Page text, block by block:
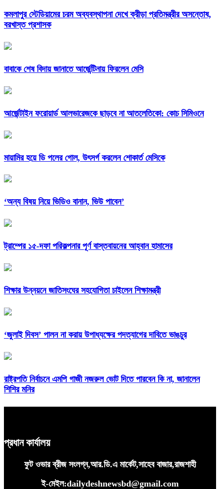
কমলাপুর স্টেডিয়ামের চরম অব্যবস্থাপনা দেখে ক্রীড়া প্রতিমন্ত্রীর অসন্তোষ,
বরখাস্ত প্রশাসক
বাবাকে শেষ বিদায় জানাতে আর্জেন্টিনায় ফিরলেন মেসি
আর্জেন্টাইন ফরোয়ার্ড আলভারেজকে ছাড়বে না আতলেতিকো: কোচ সিমিওনে
মায়ামির হয়ে ডি পলের গোল, উৎসর্গ করলেন শোকার্ত মেসিকে
‘অন্য বিষয় নিয়ে ভিডিও বানান, ভিউ পাবেন’
ট্রাম্পের ১৫-দফা পরিকল্পনার পূর্ণ বাস্তবায়নের আহ্বান হামাসের
শিক্ষার উন্নয়নে জাতিসংঘের সহযোগিতা চাইলেন শিক্ষামন্ত্রী
‘জুলাই দিবস’ পালন না করায় উপাধ্যক্ষের পদত্যাগের দাবিতে ভাঙচুর
রাষ্ট্রপতি নির্বাচনে এমপি গাজী নজরুল ভোট দিতে পারবেন কি না, জানালেন
শিশির মনির
প্রধান কার্যালয়
ফুট ওভার ব্রীজ সংলগ্ন,আর.ডি.এ মার্কেট,সাহেব বাজার,রাজশাহী
ই-মেইল:dailydeshnewsbd@gmail.com